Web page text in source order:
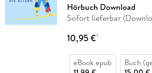
Hörbuch Download
Sofort lieferbar
10,95 €*
eBook epub
Buch